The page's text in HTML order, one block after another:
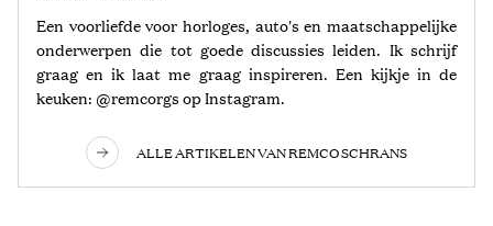
Een voorliefde voor horloges, auto's en maatschappelijke
onderwerpen die tot goede discussies leiden. Ik schrijf
graag en ik laat me graag inspireren. Een kijkje in de
keuken: @remcorgs op Instagram.
ALLE ARTIKELEN VAN REMCO SCHRANS